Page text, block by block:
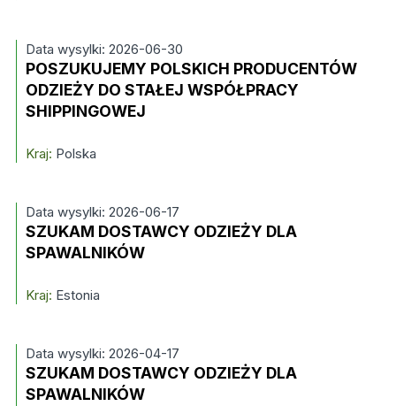
Data wysylki: 2026-06-30
POSZUKUJEMY POLSKICH PRODUCENTÓW
ODZIEŻY DO STAŁEJ WSPÓŁPRACY
SHIPPINGOWEJ
Kraj: Polska
Data wysylki: 2026-06-17
SZUKAM DOSTAWCY ODZIEŻY DLA
SPAWALNIKÓW
Kraj: Estonia
Data wysylki: 2026-04-17
SZUKAM DOSTAWCY ODZIEŻY DLA
SPAWALNIKÓW